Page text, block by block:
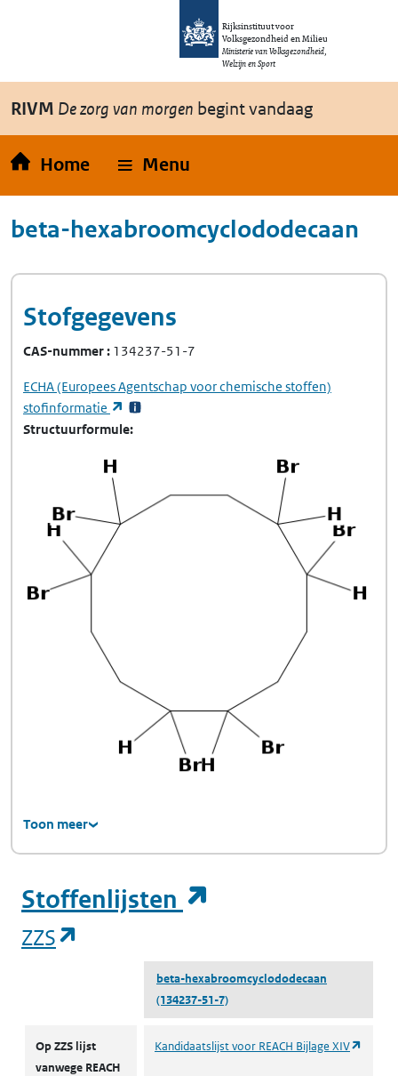
Overslaan en naar de inhoud gaan
Rijksinstituut voor
Volksgezondheid en Milieu
Ministerie van Volksgezondheid,
Welzijn en Sport
RIVM De zorg van morgen begint vandaag
Home Menu
beta-hexabroomcyclododecaan
Stofgegevens
CAS-nummer 134237-51-7
ECHA(Europees Agentschap voor chemische stoffen)
stofinformatie
(opent in een nieuw tabblad)
Structuurformule
Toon meer
Stoffenlijsten
ZZS
beta-hexabroomcyclododecaan
(134237-51-7)
Op ZZS lijst
vanwege REACH
Kandidaatslijst voor REACH Bijlage XIV